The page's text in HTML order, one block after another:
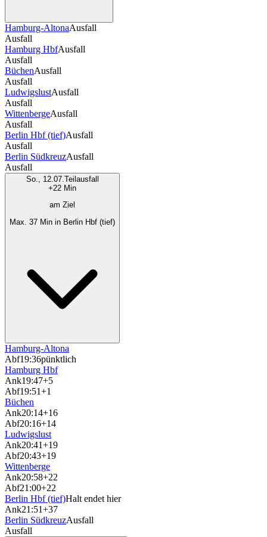
Hamburg-AltonaAusfall
Ausfall
Hamburg HbfAusfall
Ausfall
BüchenAusfall
Ausfall
LudwigslustAusfall
Ausfall
WittenbergeAusfall
Ausfall
Berlin Hbf (tief)Ausfall
Ausfall
Berlin SüdkreuzAusfall
Ausfall
So., 12.07. Teilausfall
+22 Min
am Ziel
Max. 37 Min in Berlin Hbf (tief)
Hamburg-Altona
Abf19:36pünktlich
Hamburg Hbf
Ank19:47+5
Abf19:51+1
Büchen
Ank20:14+16
Abf20:16+14
Ludwigslust
Ank20:41+19
Abf20:43+19
Wittenberge
Ank20:58+22
Abf21:00+22
Berlin Hbf (tief)Halt endet hier
Ank21:51+37
Berlin SüdkreuzAusfall
Ausfall